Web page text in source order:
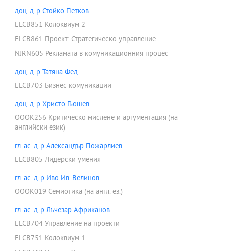
доц. д-р Стойко Петков
ELCB851 Колоквиум 2
ELCB861 Проект: Стратегическо управление
NJRN605 Рекламата в комуникационния процес
доц. д-р Татяна Фед
ELCB703 Бизнес комуникации
доц. д-р Христо Гьошев
OOOK256 Критическо мислене и аргументация (на
английски език)
гл. ас. д-р Александър Пожарлиев
ELCB805 Лидерски умения
гл. ас. д-р Иво Ив. Велинов
OOOK019 Семиотика (на англ. ез.)
гл. ас. д-р Лъчезар Африканов
ELCB704 Управление на проекти
ELCB751 Колоквиум 1